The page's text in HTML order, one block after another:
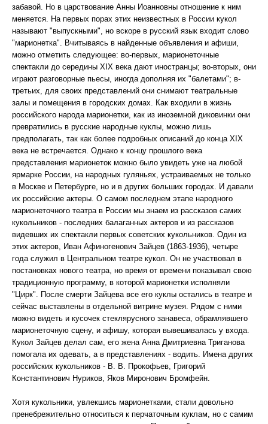
забавой. Но в царствование Анны Иоанновны отношение к ним
меняется. На первых порах этих неизвестных в России кукол
называют "выпускными", но вскоре в русский язык входит слово
"марионетка". Вчитываясь в найденные объявления и афиши,
можно отметить следующее: во-первых, марионеточные
спектакли до середины XIX века дают иностранцы; во-вторых, они
играют разговорные пьесы, иногда дополняя их "балетами"; в-
третьих, для своих представлений они снимают театральные
залы и помещения в городских домах. Как входили в жизнь
российского народа марионетки, как из иноземной диковинки они
превратились в русские народные куклы, можно лишь
предполагать, так как более подробных описаний до конца XIX
века не встречается. Однако к концу прошлого века
представления марионеток можно было увидеть уже на любой
ярмарке России, на народных гуляньях, устраиваемых не только
в Москве и Петербурге, но и в других больших городах. И давали
их российские актеры. О самом последнем этапе народного
марионеточного театра в России мы знаем из рассказов самих
кукольников - последних балаганных актеров и из рассказов
видевших их спектакли первых советских кукольников. Один из
этих актеров, Иван Афиногенович Зайцев (1863-1936), четыре
года служил в Центральном театре кукол. Он не участвовал в
постановках нового театра, но время от времени показывал свою
традиционную программу, в которой марионетки исполняли
"Цирк". После смерти Зайцева все его куклы остались в театре и
сейчас выставлены в отдельной витрине музея. Рядом с ними
можно видеть и кусочек стеклярусного занавеса, обрамлявшего
марионеточную сцену, и афишу, которая вывешивалась у входа.
Кукол Зайцев делал сам, его жена Анна Дмитриевна Триганова
помогала их одевать, а в представлениях - водить. Имена других
российских кукольников - В. В. Прокофьев, Григорий
Константинович Нуриков, Яков Миронович Бромфейн.
Хотя кукольники, увлекшись марионетками, стали довольно
пренебрежительно относиться к перчаточным куклам, но с самим